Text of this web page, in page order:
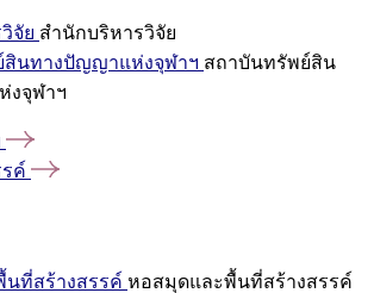
จัย สำนักบริหารวิจัย
สินทางปัญญาแห่งจุฬาฯ สถาบันทรัพย์สิน
งจุฬาฯ
ค์
ที่สร้างสรรค์ หอสมุดและพื้นที่สร้างสรรค์